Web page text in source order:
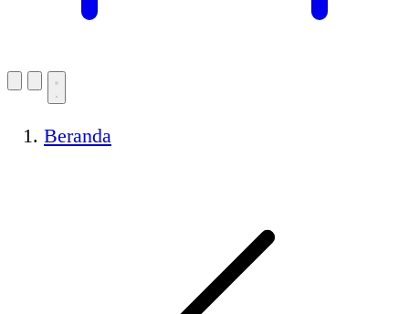
Beranda